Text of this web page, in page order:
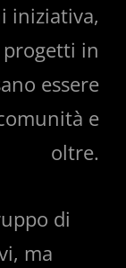
iniziativa,
in
essere
e
oltre.
di
ma